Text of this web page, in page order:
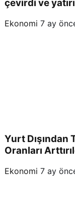
çevirdi ve
Ekonomi 7 ay
Yurt Dışından
Oranları
Ekonomi 7 ay